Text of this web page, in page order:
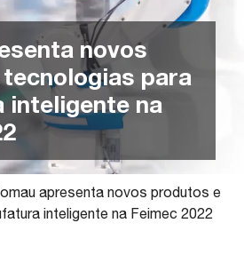
novos
para
inteligente na
apresenta novos produtos e
inteligente na Feimec 2022